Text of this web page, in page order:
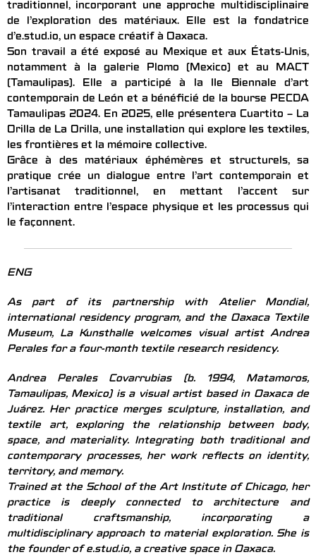
traditionnel, incorporant une approche multidisciplinaire
de l’exploration des matériaux. Elle est la fondatrice
d’e.stud.io, un espace créatif à Oaxaca.
Son travail a été exposé au Mexique et aux États-Unis,
notamment à la galerie Plomo (Mexico) et au MACT
(Tamaulipas). Elle a participé à la IIe Biennale d’art
contemporain de León et a bénéficié de la bourse PECDA
Tamaulipas 2024. En 2025, elle présentera Cuartito – La
Orilla de La Orilla, une installation qui explore les textiles,
les frontières et la mémoire collective.
Grâce à des matériaux éphémères et structurels, sa
pratique crée un dialogue entre l’art contemporain et
l’artisanat traditionnel, en mettant l’accent sur
l’interaction entre l’espace physique et les processus qui
le façonnent.
ENG
As part of its partnership with Atelier Mondial,
international residency program, and the Oaxaca Textile
Museum, La Kunsthalle welcomes visual artist Andrea
Perales for a four-month textile research residency.
Andrea Perales Covarrubias (b. 1994, Matamoros,
Tamaulipas, Mexico) is a visual artist based in Oaxaca de
Juárez. Her practice merges sculpture, installation, and
textile art, exploring the relationship between body,
space, and materiality. Integrating both traditional and
contemporary processes, her work reflects on identity,
territory, and memory.
Trained at the School of the Art Institute of Chicago, her
practice is deeply connected to architecture and
traditional craftsmanship, incorporating a
multidisciplinary approach to material exploration. She is
the founder of e.stud.io, a creative space in Oaxaca.